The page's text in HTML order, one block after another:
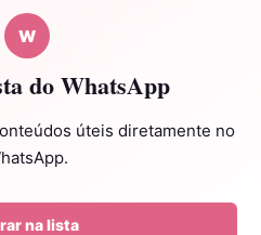
W
do WhatsApp
úteis diretamente no
na lista